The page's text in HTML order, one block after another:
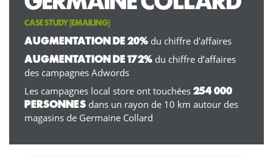
CASE STUDY [ EMAILING
AUGMENTATION DE 20% du chiffre d'affaires
AUGMENTATION DE 172% du chiffre d’affaires
des campagnes Adwords
Les campagnes local store ont touchées 254 000
PERSONNESdans un rayon de 10 km autour des
magasins de Germaine Collard